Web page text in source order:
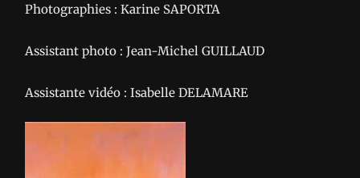
Photographies : Karine SAPORTA
Assistant photo : Jean-Michel GUILLAUD
Assistante vidéo : Isabelle DELAMARE